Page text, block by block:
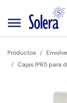
Productos
Cajas IP65 para